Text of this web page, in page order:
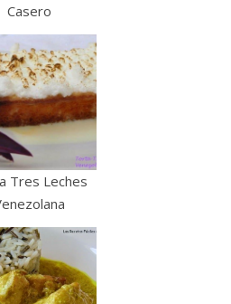
Casero
Tres Leches